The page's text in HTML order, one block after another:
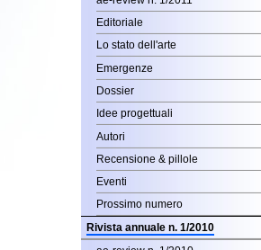
Dossier
Idee progettuali
Autori
Recensione & pillole
Eventi
Prossimo numero
Rivista annuale n. 1/2010
ae-review n. 1/2010
Editoriale
Lo stato dell'arte
Emergenze
Dossier